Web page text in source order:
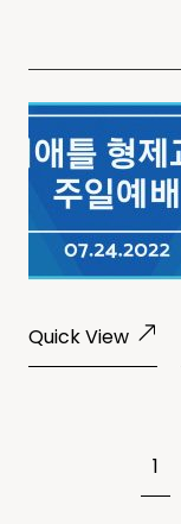
Quick View
1